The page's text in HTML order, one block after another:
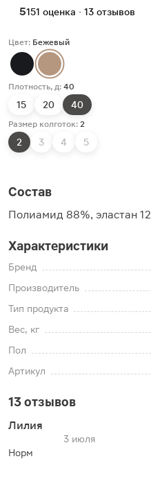
5151 оценка · 13 отзывов
Цвет: Бежевый
Плотность, д: 40
15 20 40
Размер колготок: 2
2 3 4 5
Состав
Полиамид 88%, эластан
Характеристики
Бренд
Производитель
Тип продукта
Вес, кг
Пол
Артикул
13 отзывов
Лилия
3 июля
Норм